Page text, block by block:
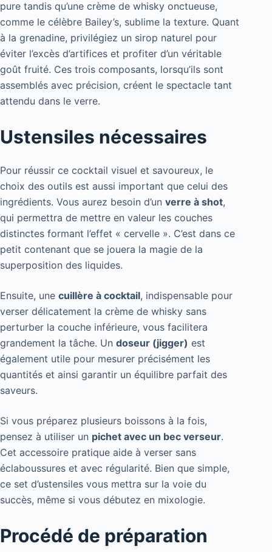
pure tandis qu’une crème de whisky onctueuse,
comme le célèbre Bailey’s, sublime la texture. Quant
à la grenadine, privilégiez un sirop naturel pour
éviter l’excès d’artifices et profiter d’un véritable
goût fruité. Ces trois composants, lorsqu’ils sont
assemblés avec précision, créent le spectacle tant
attendu dans le verre.
Ustensiles nécessaires
Pour réussir ce cocktail visuel et savoureux, le
choix des outils est aussi important que celui des
ingrédients. Vous aurez besoin d’un verre à shot,
qui permettra de mettre en valeur les couches
distinctes formant l’effet « cervelle ». C’est dans ce
petit contenant que se jouera la magie de la
superposition des liquides.
Ensuite, une cuillère à cocktail, indispensable pour
verser délicatement la crème de whisky sans
perturber la couche inférieure, vous facilitera
grandement la tâche. Un doseur (jigger) est
également utile pour mesurer précisément les
quantités et ainsi garantir un équilibre parfait des
saveurs.
Si vous préparez plusieurs boissons à la fois,
pensez à utiliser un pichet avec un bec verseur.
Cet accessoire pratique aide à verser sans
éclaboussures et avec régularité. Bien que simple,
ce set d’ustensiles vous mettra sur la voie du
succès, même si vous débutez en mixologie.
Procédé de préparation